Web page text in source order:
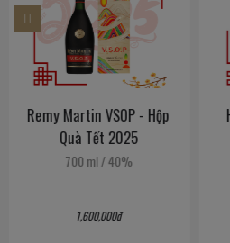
Hennessy Vsop Deluxe
2025
700 ml/40%
1,900,000đ